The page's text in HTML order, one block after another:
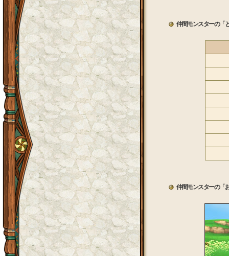
仲間モンスターの「
仲間モンスターの「